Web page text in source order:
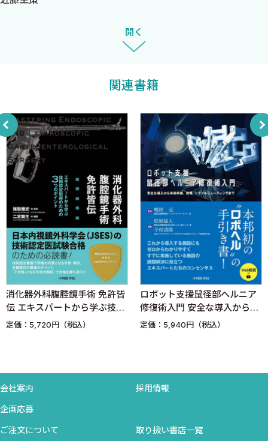
8-2 下部直腸前壁側の剥離：Denonvilliers筋膜の腹側で
9．適切な直腸切離と安全な吻合を行うためのポイント
10．直腸切離
12．標本摘出と吻合
・Option 側端吻合
おわりに
開く
関連書籍
消化器外科腹腔鏡手術 免許皆
伝 エキスパートから学ぶ技術
認定取得のための3つのポイン
定価：5,720円（税込）
ロボット支援鼠径部ヘルニア
修復術入門 安全な導入から手
術手順，教育，トラブルシュ
定価：5,940円（税込）
会社案内 採用情報
企画応募
ご注文について 取り扱い書店一覧